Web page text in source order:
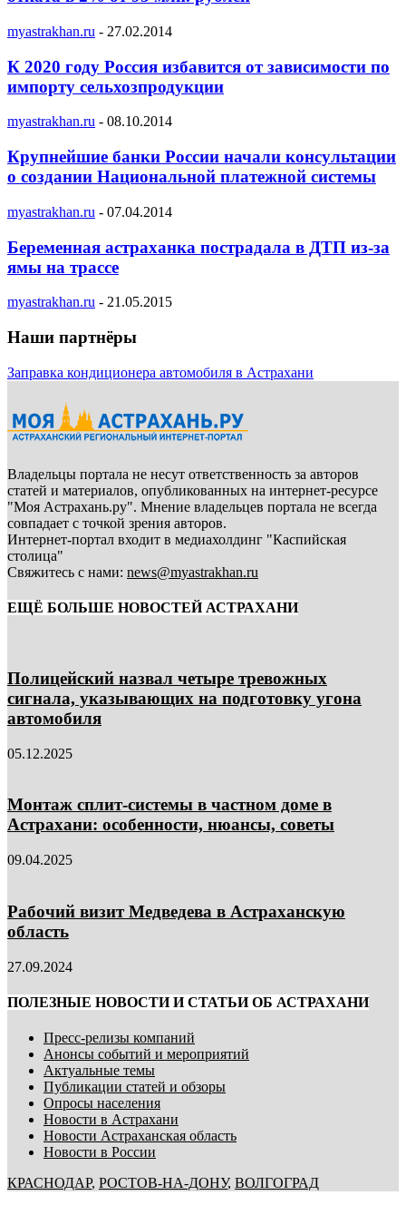
myastrakhan.ru - 27.02.2014
К 2020 году Россия избавится от зависимости по
импорту сельхозпродукции
myastrakhan.ru - 08.10.2014
Крупнейшие банки России начали консультации
о создании Национальной платежной системы
myastrakhan.ru - 07.04.2014
Беременная астраханка пострадала в ДТП из-за
ямы на трассе
myastrakhan.ru - 21.05.2015
Наши партнёры
Заправка кондиционера автомобиля в Астрахани
Владельцы портала не несут ответственность за авторов
статей и материалов, опубликованных на интернет-ресурсе
"Моя Астрахань.ру". Мнение владельцев портала не всегда
совпадает с точкой зрения авторов.
Интернет-портал входит в медиахолдинг "Каспийская
столица"
Свяжитесь с нами: news@myastrakhan.ru
ЕЩЁ БОЛЬШЕ НОВОСТЕЙ АСТРАХАНИ
Полицейский назвал четыре тревожных
сигнала, указывающих на подготовку угона
автомобиля
05.12.2025
Монтаж сплит-системы в частном доме в
Астрахани: особенности, нюансы, советы
09.04.2025
Рабочий визит Медведева в Астраханскую
область
27.09.2024
ПОЛЕЗНЫЕ НОВОСТИ И СТАТЬИ ОБ АСТРАХАНИ
Пресс-релизы компаний
Анонсы событий и мероприятий
Актуальные темы
Публикации статей и обзоры
Опросы населения
Новости в Астрахани
Новости Астраханская область
Новости в России
КРАСНОДАР, РОСТОВ-НА-ДОНУ, ВОЛГОГРАД